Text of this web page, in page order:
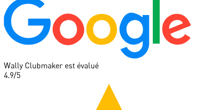
Wally Clubmaker est évalué
4.9/5